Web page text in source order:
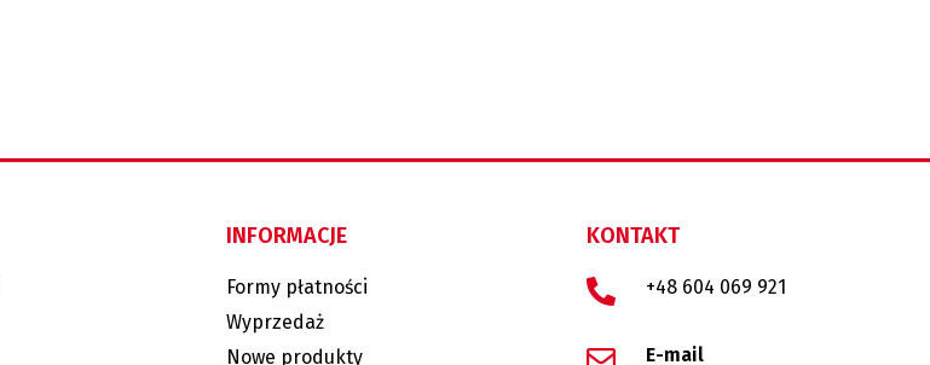
INFORMACJE
Formy płatności
Wyprzedaż
Nowe produkty
KONTAKT
+48 604 069 921
E-mail